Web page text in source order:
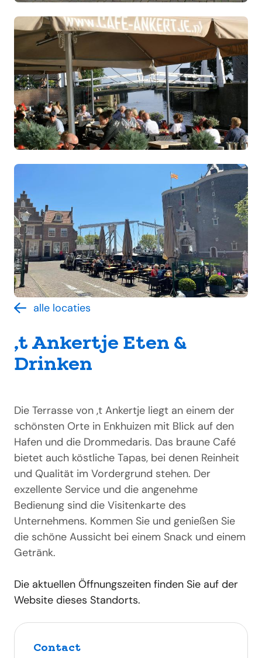
alle locaties
‚t Ankertje Eten &
Drinken
Die Terrasse von ‚t Ankertje liegt an einem der
schönsten Orte in Enkhuizen mit Blick auf den
Hafen und die Drommedaris. Das braune Café
bietet auch köstliche Tapas, bei denen Reinheit
und Qualität im Vordergrund stehen. Der
exzellente Service und die angenehme
Bedienung sind die Visitenkarte des
Unternehmens. Kommen Sie und genießen Sie
die schöne Aussicht bei einem Snack und einem
Getränk.
Die aktuellen Öffnungszeiten finden Sie auf der
Website dieses Standorts.
Contact